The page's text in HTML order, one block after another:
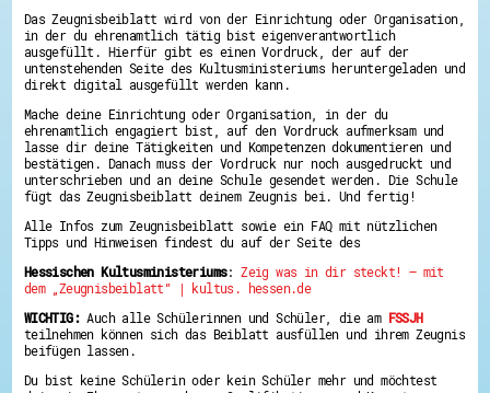
Service
Suche
Downloads
Kontakt
Impressum
Datenschutz
Erklärung zur Barrierefreiheit
Barriere melden
Das Zeugnisbeiblatt wird von der Einrichtung oder Organisation,
in der du ehrenamtlich tätig bist eigenverantwortlich
ausgefüllt. Hierfür gibt es einen Vordruck, der auf der
untenstehenden Seite des Kultusministeriums heruntergeladen und
direkt digital ausgefüllt werden kann.
Mache deine Einrichtung oder Organisation, in der du
ehrenamtlich engagiert bist, auf den Vordruck aufmerksam und
lasse dir deine Tätigkeiten und Kompetenzen dokumentieren und
bestätigen. Danach muss der Vordruck nur noch ausgedruckt und
unterschrieben und an deine Schule gesendet werden. Die Schule
fügt das Zeugnisbeiblatt deinem Zeugnis bei. Und fertig!
Alle Infos zum Zeugnisbeiblatt sowie ein FAQ mit nützlichen
Tipps und Hinweisen findest du auf der Seite des
Hessischen Kultusministeriums:Zeig was in dir steckt! – mit
dem „Zeugnisbeiblatt“ | kultus. hessen.de
WICHTIG: Auch alle Schülerinnen und Schüler, die am FSSJH
teilnehmen können sich das Beiblatt ausfüllen und ihrem Zeugnis
beifügen lassen.
Du bist keine Schülerin oder kein Schüler mehr und möchtest